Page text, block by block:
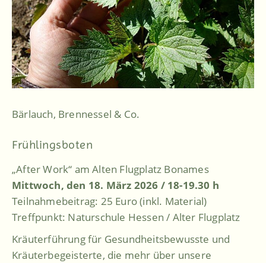
Bärlauch, Brennessel & Co.
Frühlingsboten
„After Work“ am Alten Flugplatz Bonames
Mittwoch, den 18. März 2026 / 18-19.30 h
Teilnahmebeitrag: 25 Euro (inkl. Material)
Treffpunkt: Naturschule Hessen / Alter Flugplatz
Kräuterführung für Gesundheitsbewusste und
Kräuterbegeisterte, die mehr über unsere